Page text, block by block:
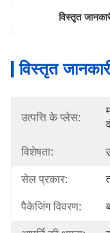
विस्तृत
विस्तृत
उत्पत्ति के प्लेस:
विशेषता:
सेल प्रकार:
पैकेजिंग विवरण: